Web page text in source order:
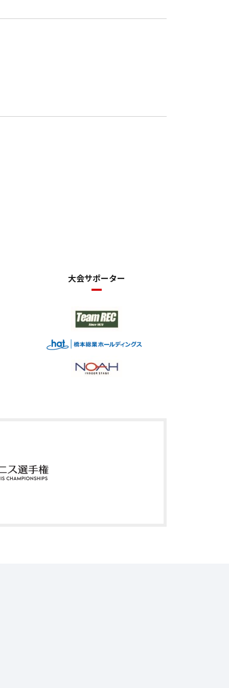
大会サポーター